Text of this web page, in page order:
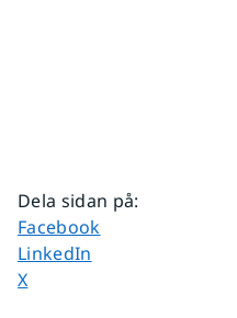
Dela sidan på:
Dela sidan på
Facebook
Dela sidan på
LinkedIn
Dela sidan på
X